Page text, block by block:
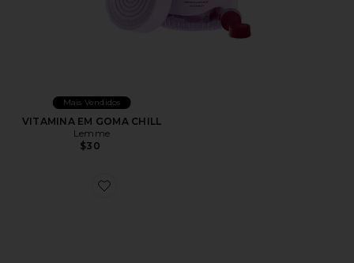
Mais Vendidos
VITAMINA EM GOMA CHILL
Lemme
$30
Favorite XT-Whisper Sneaker